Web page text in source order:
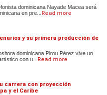
dominicana Nayade Macea será
en pre...
Read more
y su primera producción de
dominicana Pirou Pérez vive un
con u...
Read more
carrera con proyección
y el Caribe